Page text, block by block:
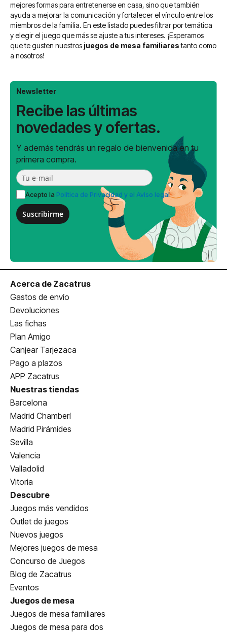
mejores formas para entretenerse en casa, sino que también
ayuda a mejorar la comunicación y fortalecer el vínculo entre los
miembros de la familia. En este listado puedes filtrar por temática
y elegir el juego que más se ajuste a tus intereses. ¡Esperamos
que te gusten nuestros juegos de mesa familiarestanto como
a nosotros!
Newsletter
Recibe las últimas
novedades y ofertas.
Y además tendrás un regalo de bienvenida en tu
primera compra.
Acepto la Política de Privacidad y el Aviso legal
Suscribirme
Acerca de Zacatrus
Gastos de envío
Devoluciones
Las fichas
Plan Amigo
Canjear Tarjezaca
Pago a plazos
APP Zacatrus
Nuestras tiendas
Barcelona
Madrid Chamberí
Madrid Pirámides
Sevilla
Valencia
Valladolid
Vitoria
Descubre
Juegos más vendidos
Outlet de juegos
Nuevos juegos
Mejores juegos de mesa
Concurso de Juegos
Blog de Zacatrus
Eventos
Juegos de mesa
Juegos de mesa familiares
Juegos de mesa para dos